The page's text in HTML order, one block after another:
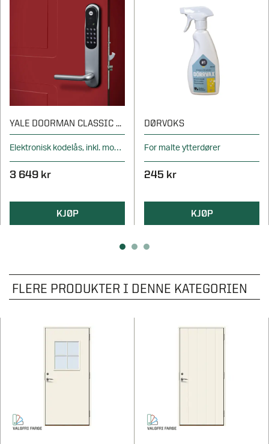
YALE DOORMAN CLASSIC HOME SØLV
Elektronisk kodelås, inkl. modul
3 649 kr
KJØP
DØRVOKS
For malte ytterdører
245 kr
KJØP
FLERE PRODUKTER I DENNE KATEGORIEN